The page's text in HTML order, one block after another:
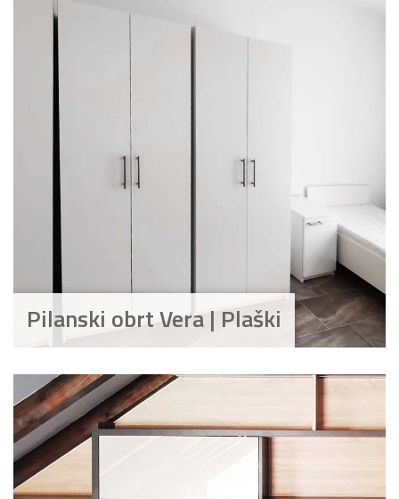
Pilanski obrt Vera | Plaški